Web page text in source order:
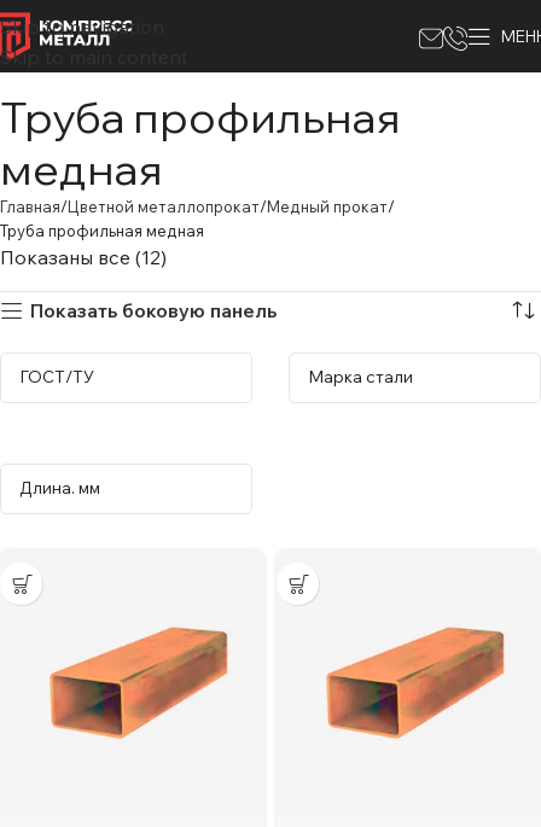
Skip to navigation
Skip to main content
Труба профильная
медная
Главная Цветной металлопрокат Медный прокат
Труба профильная медная
Показаны все (12)
Показать боковую панель